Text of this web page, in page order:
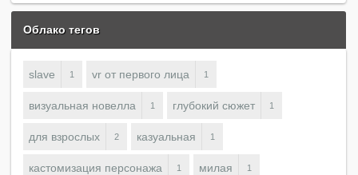
Облако тегов
slave 1 vr от первого лица 1
визуальная новелла 1 глубокий сюжет 1
для взрослых 2 казуальная 1
кастомизация персонажа 1 милая 1